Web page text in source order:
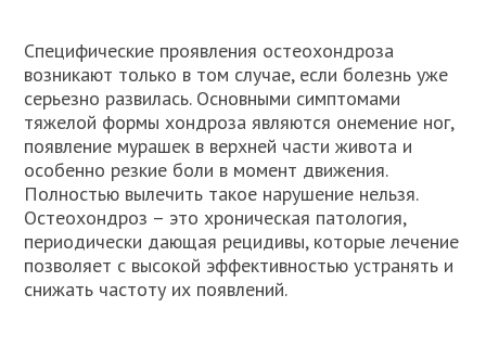
Специфические проявления остеохондроза
возникают только в том случае, если болезнь уже
серьезно развилась. Основными симптомами
тяжелой формы хондроза являются онемение ног,
появление мурашек в верхней части живота и
особенно резкие боли в момент движения.
Полностью вылечить такое нарушение нельзя.
Остеохондроз – это хроническая патология,
периодически дающая рецидивы, которые лечение
позволяет с высокой эффективностью устранять и
снижать частоту их появлений.